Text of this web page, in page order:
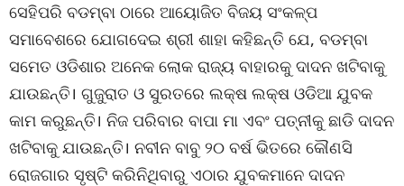
ସେହିପରି ବଡମ୍ବା ଠାରେ ଆୟୋଜିତ ବିଜୟ ସଂକଳ୍ପ
ସମାବେଶରେ ଯୋଗଦେଇ ଶ୍ରୀ ଶାହା କହିଛନ୍ତି ଯେ, ବଡମ୍ବା
ସମେତ ଓଡିଶାର ଅନେକ ଲୋକ ରାଜ୍ୟ ବାହାରକୁ ଦାଦନ ଖଟିବାକୁ
ଯାଉଛନ୍ତି। ଗୁଜୁରାତ ଓ ସୁରତରେ ଲକ୍ଷ ଲକ୍ଷ ଓଡିଆ ଯୁବକ
କାମ କରୁଛନ୍ତି। ନିଜ ପରିବାର ବାପା ମା ଏବଂ ପତ୍ନୀକୁ ଛାଡି ଦାଦନ
ଖଟିବାକୁ ଯାଉଛନ୍ତି। ନବୀନ ବାବୁ ୨୦ ବର୍ଷ ଭିତରେ କୌଣସି
ରୋଜଗାର ସୃଷ୍ଟି କରିନିଥିବାରୁ ଏଠାର ଯୁବକମାନେ ଦାଦନ